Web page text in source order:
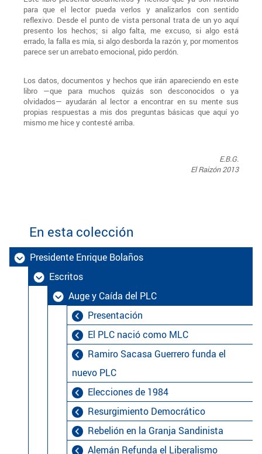
para que el lector pueda verlos y analizarlos con sentido
reflexivo. Desde el punto de vista personal trata de un yo aquí
presento los hechos; si algo falta, me excuso, si algo está
errado, la falla es mía, si algo desborda la razón y, por momentos
parece ser un arrebato emocional, pido perdón.
Los datos, documentos y hechos que irán apareciendo en este
libro —que para muchos quizás son desconocidos o ya
olvidados— ayudarán al lector a encontrar en su mente sus
propias respuestas a mis dos preguntas básicas que aquí yo
mismo me hice y contesté arriba.
E.B.G.
El Raizón 2013
En esta colección
Presidente Enrique Bolaños
Escritos
Auge y Caída del PLC
Presentación
El PLC nació como MLC
Ramiro Sacasa Guerrero funda el
nuevo PLC
Elecciones de 1984
Resurgimiento Democrático
Rebelión en la Granja Sandinista
Alemán Refunda el Liberalismo